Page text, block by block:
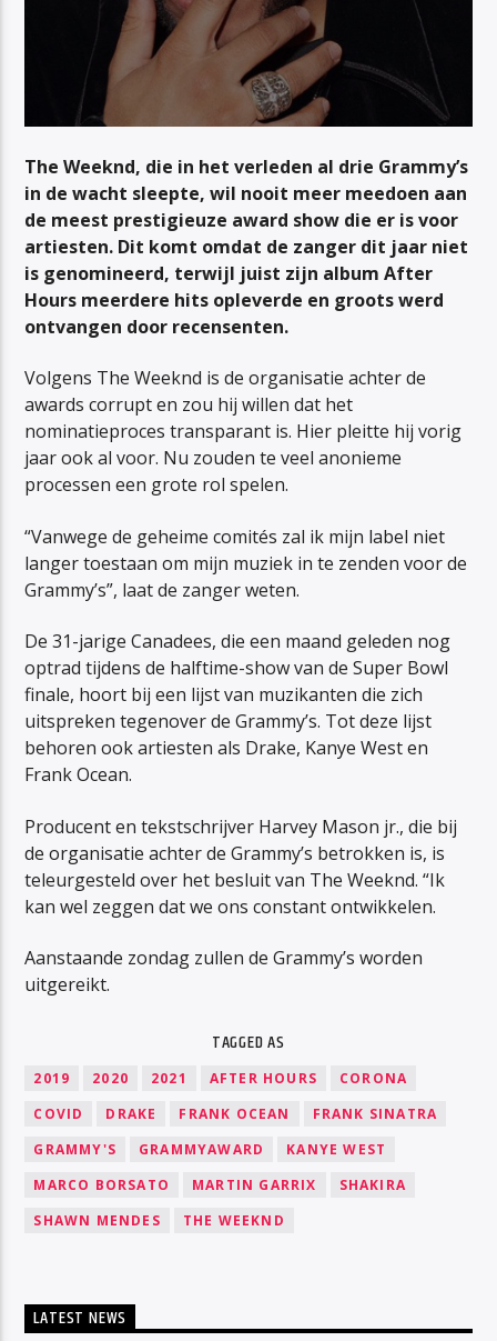
The Weeknd, die in het verleden al drie Grammy’s
in de wacht sleepte, wil nooit meer meedoen aan
de meest prestigieuze award show die er is voor
artiesten. Dit komt omdat de zanger dit jaar niet
is genomineerd, terwijl juist zijn album After
Hours meerdere hits opleverde en groots werd
ontvangen door recensenten.
Volgens The Weeknd is de organisatie achter de
awards corrupt en zou hij willen dat het
nominatieproces transparant is. Hier pleitte hij vorig
jaar ook al voor. Nu zouden te veel anonieme
processen een grote rol spelen.
“Vanwege de geheime comités zal ik mijn label niet
langer toestaan om mijn muziek in te zenden voor de
Grammy’s”, laat de zanger weten.
De 31-jarige Canadees, die een maand geleden nog
optrad tijdens de halftime-show van de Super Bowl
finale, hoort bij een lijst van muzikanten die zich
uitspreken tegenover de Grammy’s. Tot deze lijst
behoren ook artiesten als Drake, Kanye West en
Frank Ocean.
Producent en tekstschrijver Harvey Mason jr., die bij
de organisatie achter de Grammy’s betrokken is, is
teleurgesteld over het besluit van The Weeknd. “Ik
kan wel zeggen dat we ons constant ontwikkelen.
Aanstaande zondag zullen de Grammy’s worden
uitgereikt.
TAGGED AS
2019 2020 2021 AFTER HOURS
CORONA
COVID
DRAKE FRANK OCEAN
FRANK SINATRA
GRAMMY'S
GRAMMYAWARD
KANYE WEST
MARCO BORSATO
MARTIN GARRIX
SHAKIRA
SHAWN MENDES
THE WEEKND
LATEST NEWS